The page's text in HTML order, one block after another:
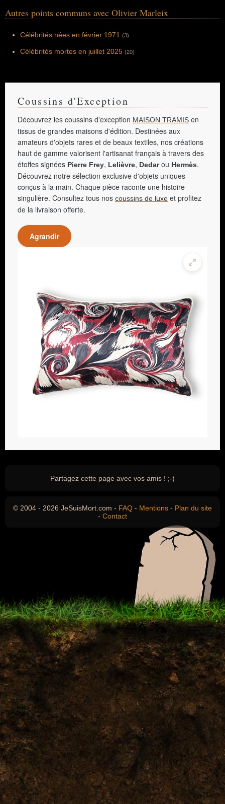
Autres points communs avec Olivier Marleix
Célébrités nées en février 1971 (3)
Célébrités mortes en juillet 2025 (20)
Coussins d'Exception
Découvrez les coussins d'exception MAISON TRAMIS en
tissus de grandes maisons d'édition. Destinées aux
amateurs d'objets rares et de beaux textiles, nos créations
haut de gamme valorisent l'artisanat français à travers des
étoffes signées Pierre Frey, Lelièvre, Dedarou Hermès.
Découvrez notre sélection exclusive d'objets uniques
conçus à la main. Chaque pièce raconte une histoire
singulière. Consultez tous nos coussins de luxe et profitez
de la livraison offerte.
Agrandir
Partagez cette page avec vos amis ! ;-)
© 2004 - 2026 JeSuisMort.com - FAQ - Mentions - Plan du site
- Contact